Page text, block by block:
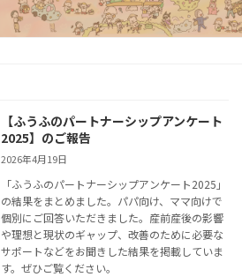
【ふうふのパートナーシップアンケート
2025】のご報告
2026年4月19日
「ふうふのパートナーシップアンケート2025」
の結果をまとめました。パパ向け、ママ向けで
個別にご回答いただきました。産前産後の影響
や理想と現状のギャップ、改善のために必要な
サポートなどをお聞きした結果を掲載していま
す。ぜひご覧ください。